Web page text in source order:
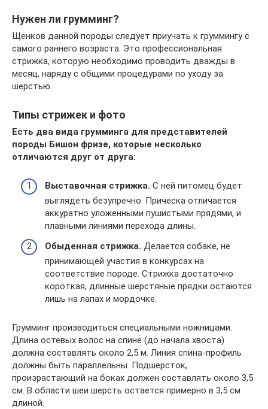
Нужен ли грумминг?
Щенков данной породы следует приучать к груммингу с
самого раннего возраста. Это профессиональная
стрижка, которую необходимо проводить дважды в
месяц, наряду с общими процедурами по уходу за
шерстью.
Типы стрижек и фото
Есть два вида грумминга для представителей
породы Бишон фризе, которые несколько
отличаются друг от друга:
Выставочная стрижка. С ней питомец будет
выглядеть безупречно. Прическа отличается
аккуратно уложенными пушистыми прядями, и
плавными линиями перехода длины.
Обыденная стрижка. Делается собаке, не
принимающей участия в конкурсах на
соответствие породе. Стрижка достаточно
короткая, длинные шерстяные прядки остаются
лишь на лапах и мордочке.
Грумминг производиться специальными ножницами.
Длина остевых волос на спине (до начала хвоста)
должна составлять около 2,5 м. Линия спина-профиль
должны быть параллельны. Подшерсток,
произрастающий на боках должен составлять около 3,5
см. В области шеи шерсть остается примерно в 3,5 см
длиной.